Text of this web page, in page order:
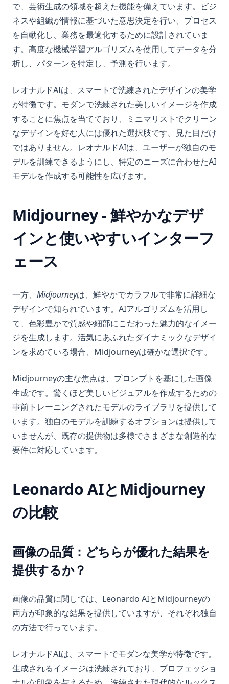
で、芸術生成の領域を超えた機能を備えています。ビジ
ネスや組織が情報に基づいた意思決定を行い、プロセス
を自動化し、業務を最適化するために設計されていま
す。高度な機械学習アルゴリズムを使用してデータを分
析し、パターンを特定し、予測を行います。
レオナルドAIは、スマートで洗練されたデザインの美学
が特徴です。モダンで洗練された美しいイメージを作成
することに焦点を当てており、ミニマリストでクリーン
なデザインを好む人には優れた選択肢です。見た目だけ
ではありません。レオナルドAIは、ユーザーが独自のモ
デルを訓練できるようにし、特定のニーズに合わせたAI
モデルを作成する可能性を広げます。
Midjourney - 鮮やかなデザ
インと使いやすいインターフ
ェース
一方、 Midjourneyは、鮮やかでカラフルで非常に詳細な
デザインで知られています。AIアルゴリズムを活用し
て、色彩豊かで質感や細部にこだわった魅力的なイメー
ジを生成します。活気にあふれたダイナミックなデザイ
ンを求めている場合、Midjourneyは確かな選択です。
Midjourneyの主な焦点は、プロンプトを基にした画像
生成です。驚くほど美しいビジュアルを作成するための
事前トレーニングされたモデルのライブラリを提供して
います。独自のモデルを訓練するオプションは提供して
いませんが、既存の提供物は多様でさまざまな創造的な
要件に対応しています。
Leonardo AIとMidjourney
の比較
画像の品質：どちらが優れた結果を
提供するか？
画像の品質に関しては、Leonardo AIとMidjourneyの
両方が印象的な結果を提供していますが、それぞれ独自
の方法で行っています。
レオナルドAIは、スマートでモダンな美学が特徴です。
生成されるイメージは洗練されており、プロフェッショ